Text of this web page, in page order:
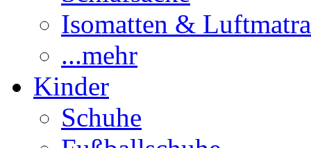
Isomatten &
...mehr
Kinder
Schuhe